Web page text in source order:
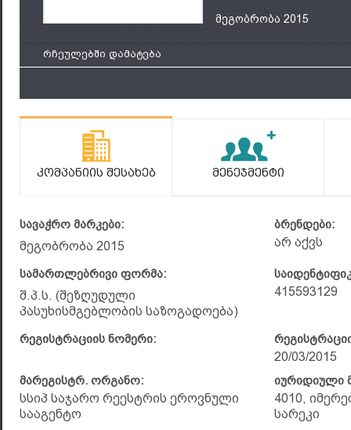
მეგობრობა 2015
რჩეულებში დამატება
Კომპანიის Შესახებ Მენეჯმენტი
სავაჭრო მარკები:
მეგობრობა 2015
ბრენდები:
არ აქვს
სამართლებრივი ფორმა:
შ.პ.ს. (შეზღუდული
პასუხისმგებლობის საზოგადოება)
415593129
რეგისტრაციის ნომერი:
20/03/2015
მარეგისტრ. ორგანო:
სსიპ საჯარო რეესტრის ეროვნული
სააგენტო
იურიდიული
4010,
სარეკი